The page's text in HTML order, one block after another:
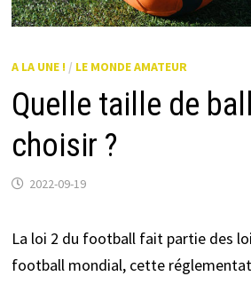
A LA UNE ! / LE MONDE AMATEUR
Quelle taille de
choisir ?
2022-09-19
La loi 2 du football fait partie des
football mondial, cette